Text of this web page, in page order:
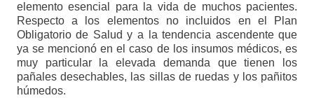
elemento esencial para la vida de muchos pacientes.
Respecto a los elementos no incluidos en el Plan
Obligatorio de Salud y a la tendencia ascendente que
ya se mencionó en el caso de los insumos médicos, es
muy particular la elevada demanda que tienen los
pañales desechables, las sillas de ruedas y los pañitos
húmedos.